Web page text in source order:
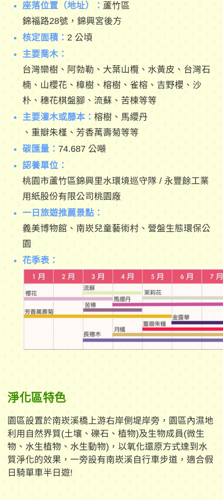
座落位置（地址）：蘆竹區
錦福路28號，錦興宮後方
核定面積： 2 公頃
主要喬木：
台灣欒樹、阿勃勒、大葉山欖、水黃皮、台灣石
楠、山櫻花、樟樹、榕樹、雀榕、吉野櫻、沙
朴、穗花棋盤腳、流蘇、苦楝等等
主要灌木或藤本： 榕樹、馬纓丹
、重瓣朱槿、芳香萬壽菊等等
碳匯量： 74.687 公噸
認養單位：
桃園市蘆竹區錦興里水環境巡守隊 / 永豐餘工業
用紙股份有限公司桃園廠
一日旅遊推薦景點：
義美博物館、南崁兒童藝術村、營盤生態環保公
園
花季表：
淨化區特色
園區設置於南崁溪橋上游右岸側堤岸旁，園區內濕地
利用自然界質(土壤、礫石、植物)及生物成員(微生
物、水生植物、水生動物)，以氧化還原方式達到水
質淨化的效果，一旁設有南崁溪自行車步道，適合假
日騎單車半日遊!